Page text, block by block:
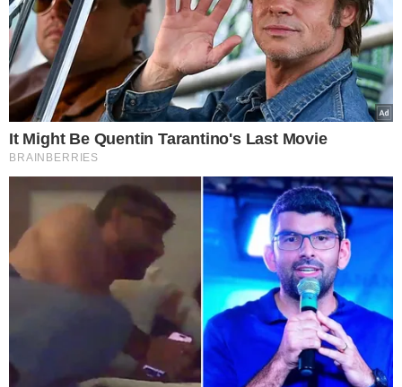
32/24 foi aprovado na Comissão de Saúde, Educação e
Cultura (CECS) e posteriormente em Plenário. O projeto
teve apoio unânime dos deputados presentes.
APROVAÇÕES
O líder do Governo na Alepi, deputado Fábio Novo (PT),
comemorou o progresso das aprovações, destacando a
importância do programa de alfabetização e as
adequações na legislação referente à Polícia Militar. Ele
enfatizou o forte investimento na educação e as
atualizações necessárias para o funcionamento eficiente
da PM-PI.
Além desses projetos, uma nova proposta para alterar o
Código de Ética e Disciplina dos Militares do Estado do
Piauí (CEDME/PI) começou a tramitar na Alepi. Esta
proposta visa remover a limitação legal de 30% de
desconto do valor do subsídio mensal para os militares
suspensos. Também foi encaminhado um projeto para
concessão de subvenção econômica à Equatorial para a
construção e extensão de linhas elétricas, e um veto
parcial a um projeto de lei sobre comunidades